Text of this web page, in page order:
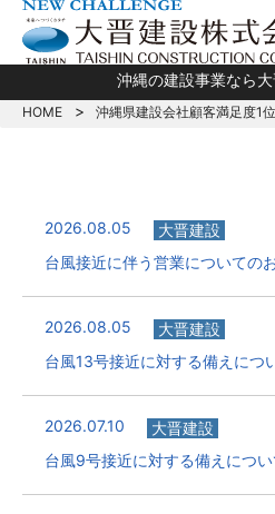
沖縄の建設事業なら
HOME 沖縄県建設会社顧客満足度1位
2026.08.05
大晋建設
台風接近に伴う営業についての
2026.08.05
大晋建設
台風13号接近に対する備えにつ
2026.07.10
大晋建設
台風9号接近に対する備えについ